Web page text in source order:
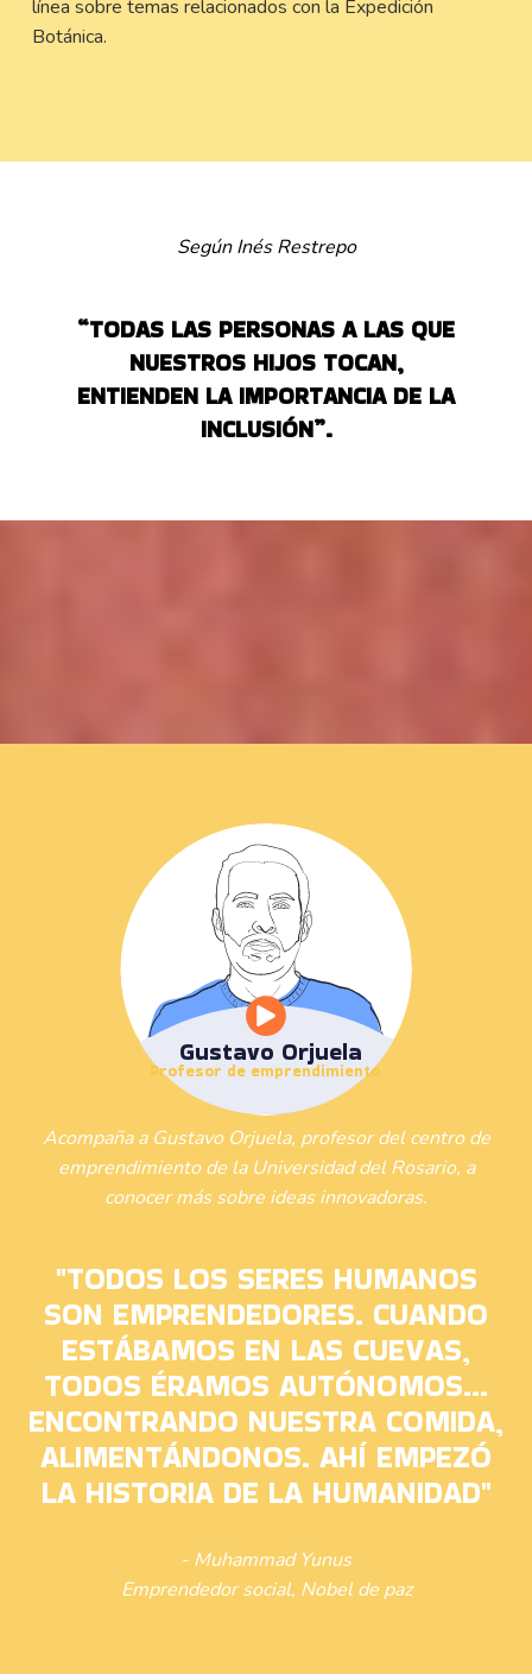
línea sobre temas relacionados con la Expedición
Botánica.
Según Inés Restrepo
“TODAS LAS PERSONAS A LAS QUE
NUESTROS HIJOS TOCAN,
ENTIENDEN LA IMPORTANCIA DE LA
INCLUSIÓN”.
Gustavo Orjuela
Profesor de emprendimiento
Acompaña a Gustavo Orjuela, profesor del centro de
emprendimiento de la Universidad del Rosario, a
conocer más sobre ideas innovadoras.
"TODOS LOS SERES HUMANOS
SON EMPRENDEDORES. CUANDO
ESTÁBAMOS EN LAS CUEVAS,
TODOS ÉRAMOS AUTÓNOMOS...
ENCONTRANDO NUESTRA COMIDA,
ALIMENTÁNDONOS. AHÍ EMPEZÓ
LA HISTORIA DE LA HUMANIDAD"
- Muhammad Yunus
Emprendedor social, Nobel de paz